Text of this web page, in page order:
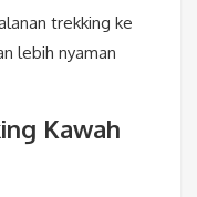
trekking ke
lebih nyaman
Kawah